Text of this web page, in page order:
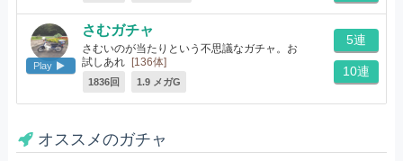
Play
さむガチャ
さむいのが当たりという不思議なガチャ。お
試しあれ [136体]
1836回 1.9 メガG
5連
10連
オススメのガチャ